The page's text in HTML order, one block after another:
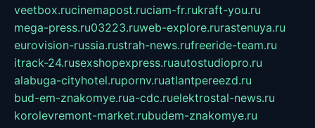
veetbox.rucinemapost.ruciam-fr.rukraft-you.ru
mega-press.ru03223.ruweb-explore.rurastenuya.ru
eurovision-russia.rustrah-news.rufreeride-team.ru
itrack-24.rusexshopexpress.ruautostudiopro.ru
alabuga-cityhotel.rupornv.ruatlantpereezd.ru
bud-em-znakomye.rua-cdc.ruelektrostal-news.ru
korolevremont-market.rubudem-znakomye.ru